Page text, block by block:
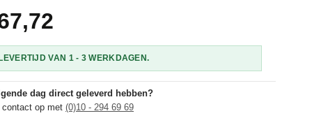
VAN 1 - 3 WERKDAGEN.
dag direct geleverd hebben?
contact op met (0)10 - 294 69 69